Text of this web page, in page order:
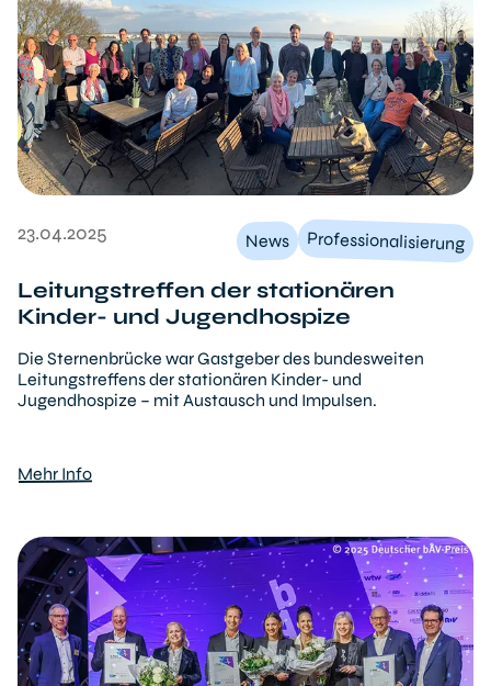
23.04.2025 News Professionalisierung
Leitungstreffen der stationären
Kinder- und Jugendhospize
Die Sternenbrücke war Gastgeber des bundesweiten
Leitungstreffens der stationären Kinder- und
Jugendhospize – mit Austausch und Impulsen.
Mehr Info